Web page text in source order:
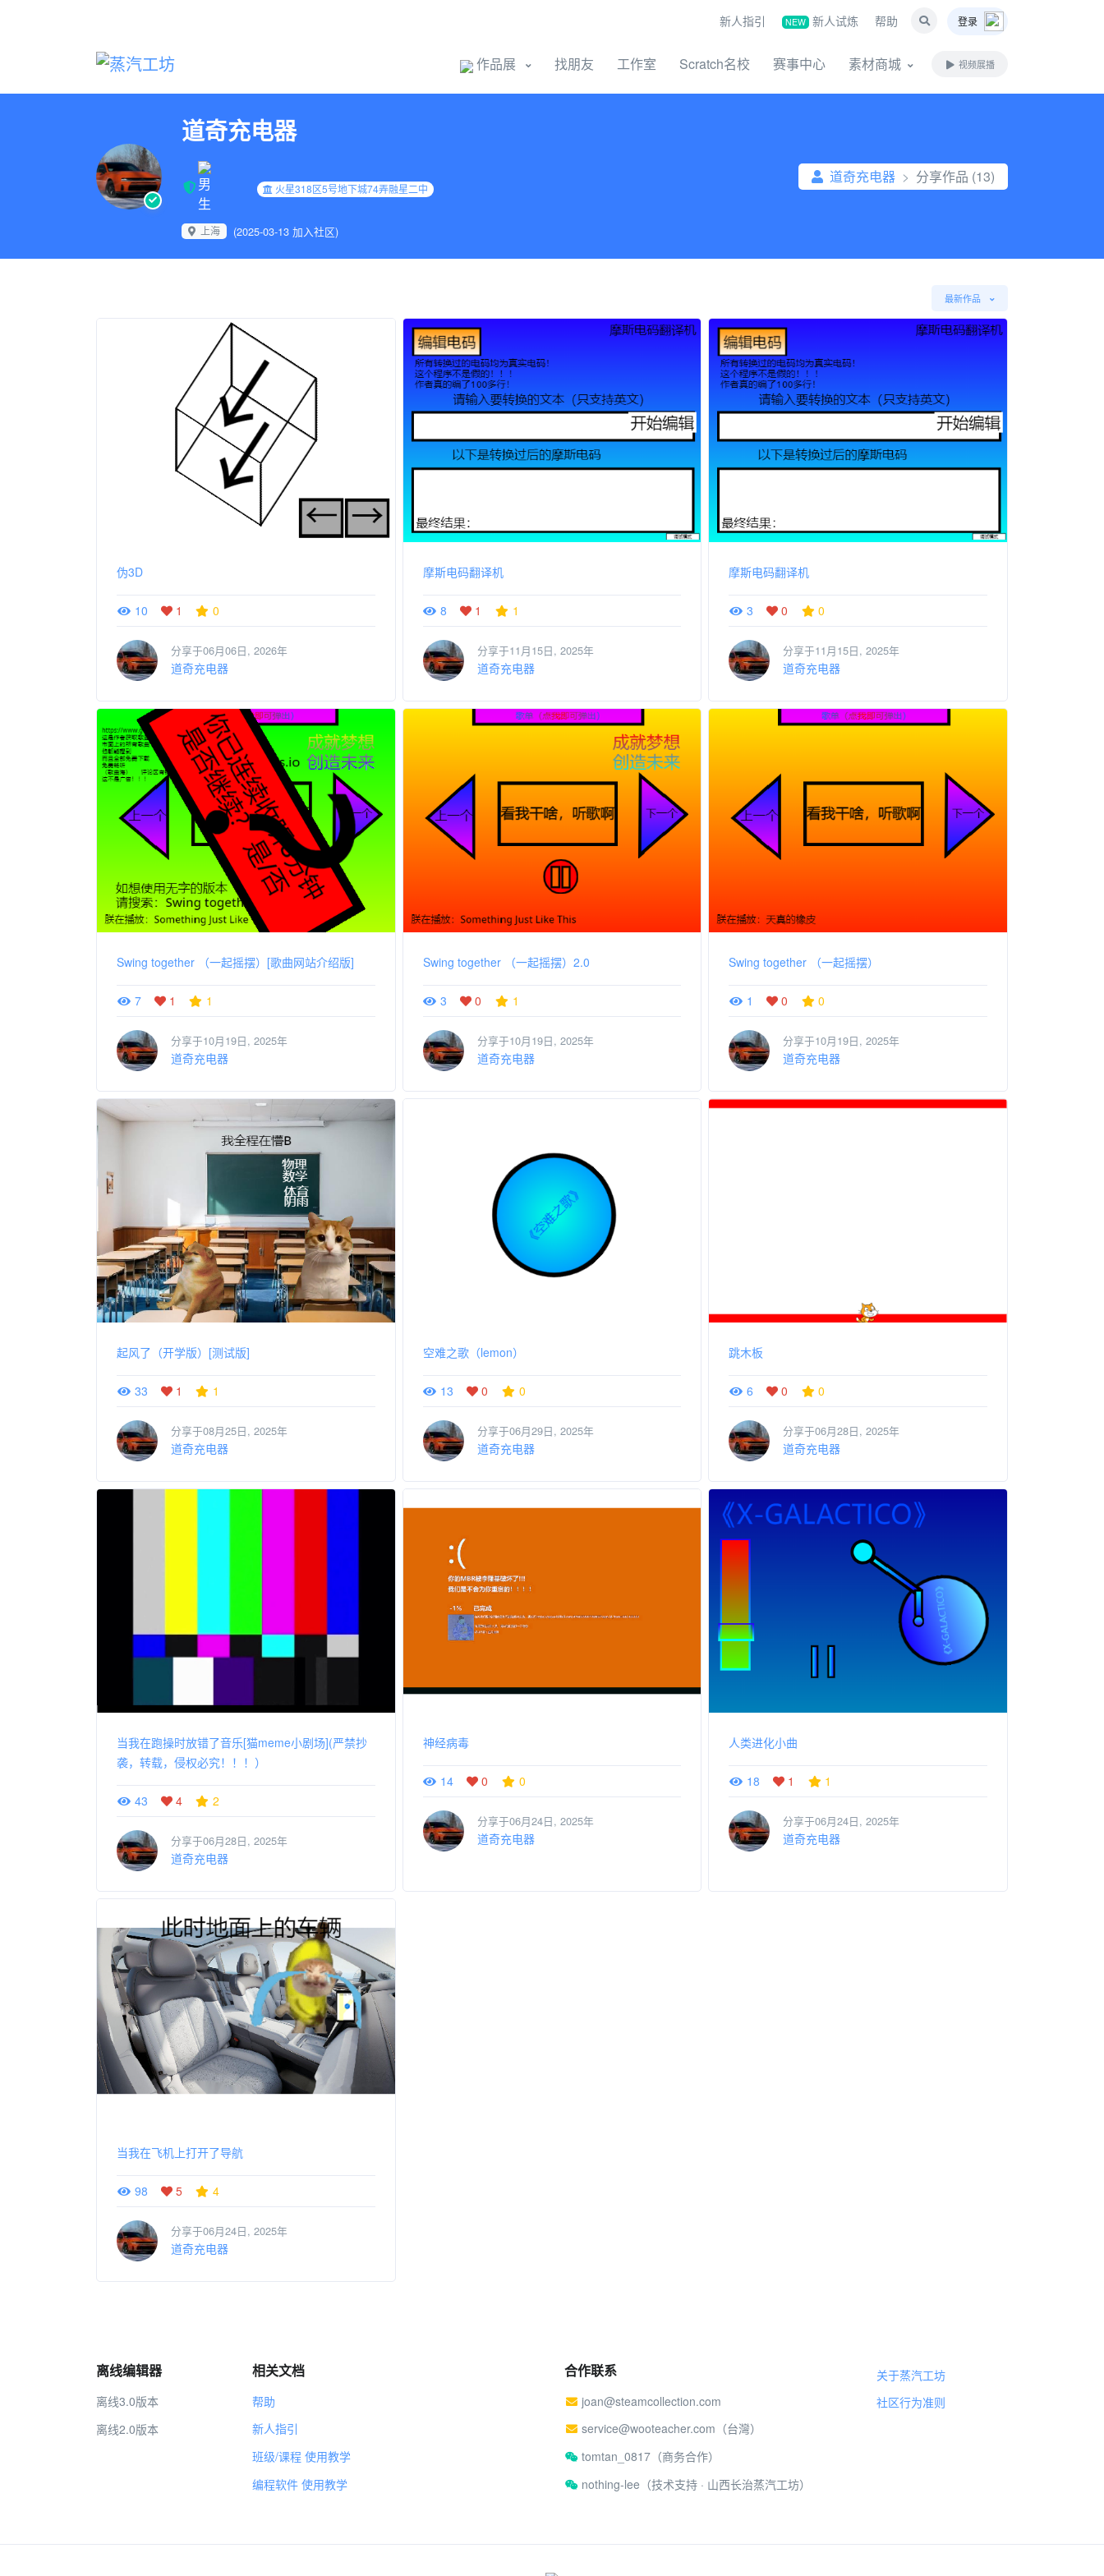
新人指引 NEW 新人试炼 帮助 登录
作品展 找朋友 工作室 Scratch名校 赛事中心 素材商城 视频展播
道奇充电器
火星318区5号地下城74弄融星二中
上海 (2025-03-13 加入社区)
道奇充电器 分享作品 (13)
最新作品
伪3D
10 1 0
分享于06月06日, 2026年
道奇充电器
摩斯电码翻译机
8 1 1
分享于11月15日, 2025年
道奇充电器
摩斯电码翻译机
3 0 0
分享于11月15日, 2025年
道奇充电器
Swing together （一起摇摆）[歌曲网站介绍版]
7 1 1
分享于10月19日, 2025年
道奇充电器
Swing together （一起摇摆）2.0
3 0 1
分享于10月19日, 2025年
道奇充电器
Swing together （一起摇摆）
1 0 0
分享于10月19日, 2025年
道奇充电器
起风了（开学版）[测试版]
33 1 1
分享于08月25日, 2025年
道奇充电器
空难之歌（lemon）
13 0 0
分享于06月29日, 2025年
道奇充电器
跳木板
6 0 0
分享于06月28日, 2025年
道奇充电器
当我在跑操时放错了音乐[猫meme小剧场](严禁抄
袭，转载，侵权必究！！！）
43 4 2
分享于06月28日, 2025年
道奇充电器
神经病毒
14 0 0
分享于06月24日, 2025年
道奇充电器
人类进化小曲
18 1 1
分享于06月24日, 2025年
道奇充电器
当我在飞机上打开了导航
98 5 4
分享于06月24日, 2025年
道奇充电器
离线编辑器
离线3.0版本
离线2.0版本
相关文档
帮助
新人指引
班级/课程 使用教学
编程软件 使用教学
合作联系
joan@steamcollection.com
service@wooteacher.com（台灣）
tomtan_0817（商务合作）
nothing-lee（技术支持 · 山西长治蒸汽工坊）
关于蒸汽工坊
社区行为准则